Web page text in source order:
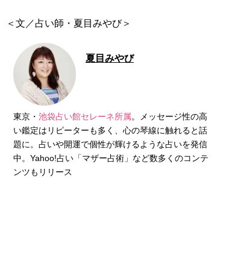
＜文／占い師・夏目みやび＞
夏目みやび
東京・ 池袋占い館セレーネ所属。メッセージ性の高
い鑑定はリピーターも多く、心の琴線に触れると話
題に。占いや開運で個性が輝けるような占いを発信
中。Yahoo!占い「マザー占術」など数多くのコンテ
ンツもリリース